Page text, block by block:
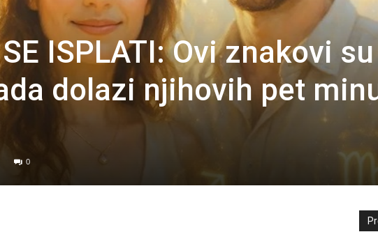
SE ISPLATI: Ovi znakovi su
dolazi njihovih pet
0